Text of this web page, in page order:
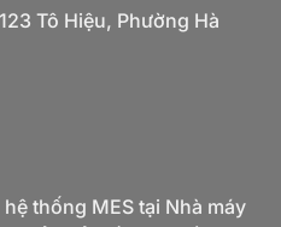
Tô Hiệu, Phường Hà
thống MES tại Nhà máy